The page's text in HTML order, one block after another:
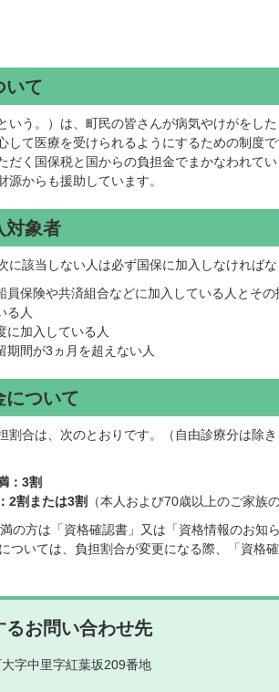
いて
いう。）は、町民の皆さんが病気やけがをし
して医療を受けられるようにするための制度
だく国保税と国からの負担金でまかなわれて
源からも援助しています。
対象者
に該当しない人は必ず国保に加入しなければな
員保険や共済組合などに加入している人とその
る人
に加入している人
期間が3ヵ月を超えない人
について
割合は、次のとおりです。（自由診療分は除き
：3割
2割または3割
（本人および70歳以上のご家族
の方は「資格確認書」又は「資格情報のお知
ついては、負担割合が変更になる際、「資格
るお問い合わせ先
字中里字紅葉坂209番地